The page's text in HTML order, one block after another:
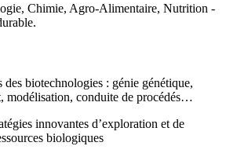
Chimie, Agro-Alimentaire, Nutrition -
biotechnologies : génie génétique,
modélisation, conduite de procédés…
innovantes d’exploration et de
biologiques